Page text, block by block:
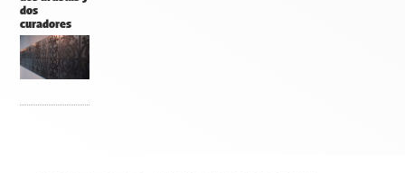
dos
curadores